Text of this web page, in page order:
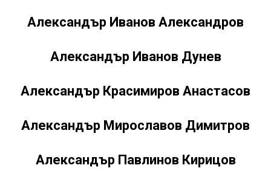
Александър Иванов Александров
Александър Иванов Дунев
Александър Красимиров Анастасов
Александър Мирославов Димитров
Александър Павлинов Кирицов